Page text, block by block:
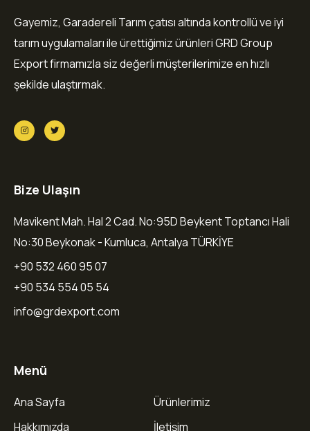
Gayemiz, Garadereli Tarım çatısı altında kontrollü ve iyi
tarım uygulamaları ile ürettiğimiz ürünleri GRD Group
Export firmamızla siz değerli müşterilerimize en hızlı
şekilde ulaştırmak.
Bize Ulaşın
Mavikent Mah. Hal 2 Cad. No:95D Beykent Toptancı Hali
No:30 Beykonak - Kumluca, Antalya TÜRKİYE
+90 532 460 95 07
+90 534 554 05 54
info@grdexport.com
Menü
Ana Sayfa
Hakkımızda
Ürünlerimiz
İletişim